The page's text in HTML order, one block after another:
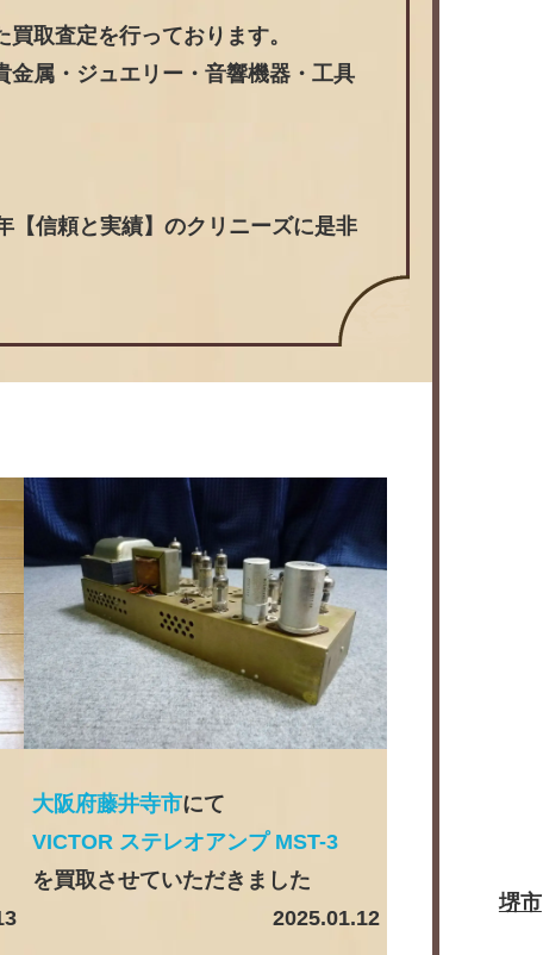
取査定を行っております。
金属・ジュエリー・音響機器・工具
【信頼と実績】のクリニーズに是非
大阪府藤井寺市にて
VICTOR ステレオアンプ MST-3
を買取させていただきました
2025.01.12
堺市